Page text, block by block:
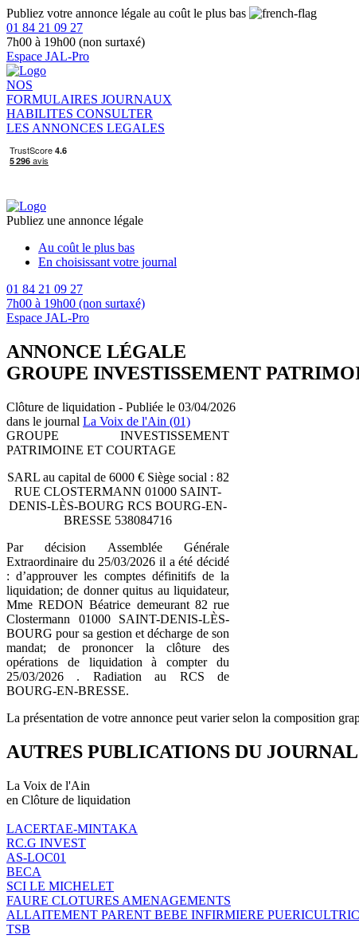
Publiez votre annonce légale au coût le plus bas
01 84 21 09 27
7h00 à 19h00 (non surtaxé)
Espace JAL-Pro
NOS
FORMULAIRES JOURNAUX
HABILITES CONSULTER
LES ANNONCES LEGALES
Publiez une annonce légale
Au coût le plus bas
En choisissant votre journal
01 84 21 09 27
7h00 à 19h00 (non surtaxé)
Espace JAL-Pro
ANNONCE LÉGALE
GROUPE INVESTISSEMENT
Clôture de liquidation - Publiée le 03/04/2026
dans le journal La Voix de l'Ain (01)
GROUPE INVESTISSEMENT
PATRIMOINE ET COURTAGE
SARL au capital de 6000 € Siège social : 82
RUE CLOSTERMANN 01000 SAINT-
DENIS-LÈS-BOURG RCS BOURG-EN-
BRESSE 538084716
Par décision Assemblée Générale
Extraordinaire du 25/03/2026 il a été décidé
: d’approuver les comptes définitifs de la
liquidation; de donner quitus au liquidateur,
Mme REDON Béatrice demeurant 82 rue
Clostermann 01000 SAINT-DENIS-LÈS-
BOURG pour sa gestion et décharge de son
mandat; de prononcer la clôture des
opérations de liquidation à compter du
25/03/2026 . Radiation au RCS de
BOURG-EN-BRESSE.
La présentation de votre annonce peut varier selon la composition
AUTRES PUBLICATIONS DU JOURNAL
La Voix de l'Ain
en Clôture de liquidation
LACERTAE-MINTAKA
RC.G INVEST
AS-LOC01
BECA
SCI LE MICHELET
FAURE CLOTURES AMENAGEMENTS
ALLAITEMENT PARENT BEBE INFIRMIERE
TSB